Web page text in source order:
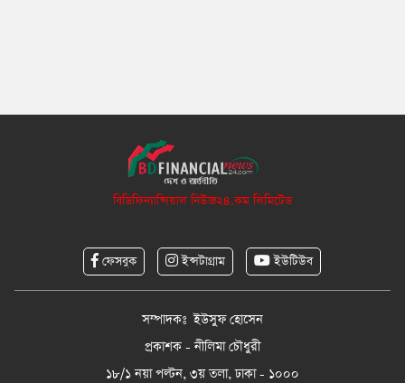
বিডিফিন্যান্সিয়াল নিউজ২৪.কম লিমিটেড
ফেসবুক ইন্সটাগ্রাম ইউটিউব
সম্পাদকঃ ইউসুফ হোসেন
প্রকাশক - নীলিমা চৌধুরী
১৮/১ নয়া পল্টন, ৩য় তলা, ঢাকা - ১০০০